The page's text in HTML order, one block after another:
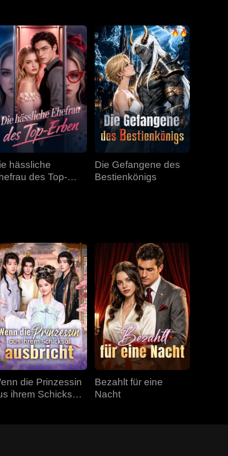
Folge 34 Folge 35 Folge 36
Folge 37 Folge 38 Folge 39
Folge 40
hässliche
des Top-
Die Gefangene des
Bestienkönigs
die Prinzessin
ihrem Schicksal
Bezahlt für eine
Nacht